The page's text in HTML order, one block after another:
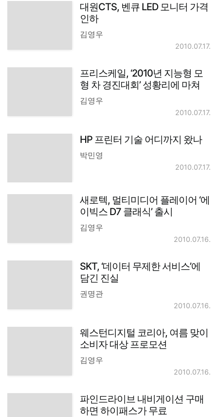
대원CTS, 벤큐 LED 모니터 가격
인하
김영우
2010.07.17.
프리스케일, ‘2010년 지능형 모
형 차 경진대회’ 성황리에 마쳐
김영우
2010.07.17.
HP 프린터 기술 어디까지 왔나
박민영
2010.07.17.
새로텍, 멀티미디어 플레이어 ‘에
이빅스 D7 클래식’ 출시
김영우
2010.07.16.
SKT, ‘데이터 무제한 서비스’에
담긴 진실
권명관
2010.07.16.
웨스턴디지털 코리아, 여름 맞이
소비자 대상 프로모션
김영우
2010.07.16.
파인드라이브 내비게이션 구매
하면 하이패스가 무료